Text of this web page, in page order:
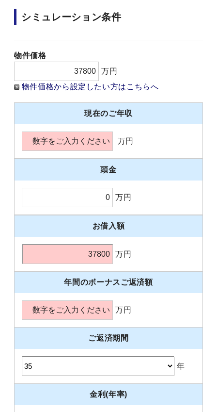
シミュレーション条件
物件価格
万円
物件価格から設定したい方はこちらへ
現在のご年収
万円
頭金
万円
お借入額
万円
年間のボーナスご返済額
万円
ご返済期間
年
金利(年率)